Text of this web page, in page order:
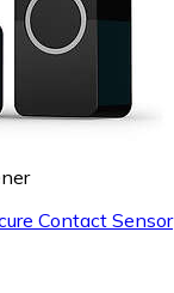
Contact Sensor